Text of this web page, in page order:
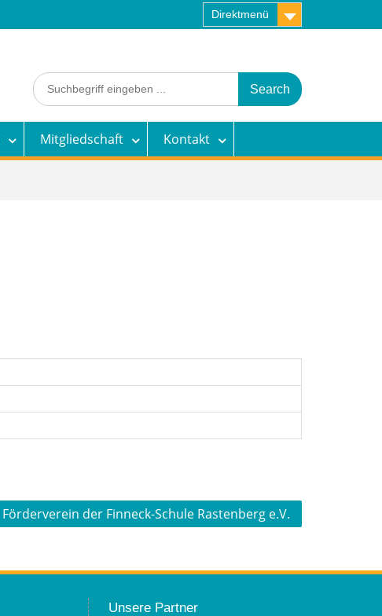
Direktmenü
Search
for:
Mitgliedschaft Kontakt
Förderverein der Finneck-Schule Rastenberg e.V.
Unsere Partner